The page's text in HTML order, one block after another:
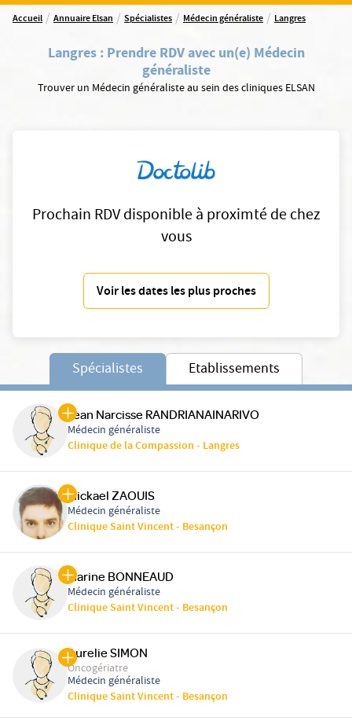
Accueil / Annuaire Elsan / Spécialistes / Médecin généraliste / Langres
Langres: Prendre RDV avec un(e) Médecin
généraliste
Trouver un Médecin généraliste au sein des cliniques ELSAN
Prochain RDV disponible à proximté de chez
vous
Voir les dates les plus proches
Spécialistes Etablissements
Jean Narcisse RANDRIANAINARIVO
Médecin généraliste
Clinique de la Compassion - Langres
Mickael ZAOUIS
Médecin généraliste
Clinique Saint Vincent - Besançon
Marine BONNEAUD
Médecin généraliste
Clinique Saint Vincent - Besançon
Aurelie SIMON
Oncogériatre
Médecin généraliste
Clinique Saint Vincent - Besançon